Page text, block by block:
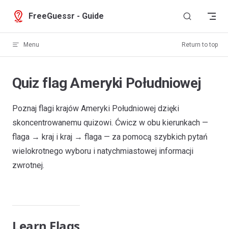
Skip to content
FreeGuessr - Guide
Menu Return to top
Quiz flag Ameryki Południowej
Poznaj flagi krajów Ameryki Południowej dzięki
skoncentrowanemu quizowi. Ćwicz w obu kierunkach —
flaga → kraj i kraj → flaga — za pomocą szybkich pytań
wielokrotnego wyboru i natychmiastowej informacji
zwrotnej.